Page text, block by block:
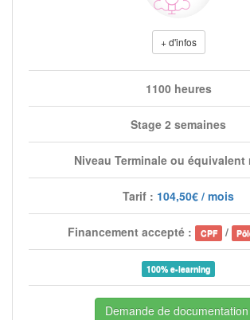
+ d'infos
1100 heures
Stage 2 semaines
Niveau Terminale ou équivalent
Tarif : 104,50€ / mois
Financement accepté : CPF /
100% e-learning
Demande de documentation